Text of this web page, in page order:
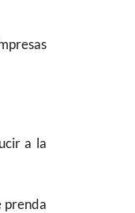
a la
prenda